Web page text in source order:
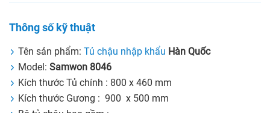
Thông số kỹ thuật
Tên sản phẩm: Tủ chậu nhập khẩu Hàn Quốc
Model: Samwon 8046
Kích thước Tủ chính : 800 x 460 mm
Kích thước Gương : 900 x 500 mm